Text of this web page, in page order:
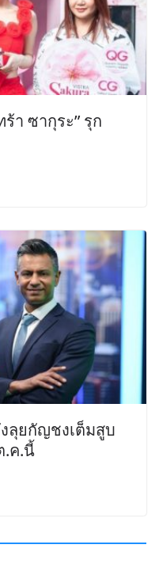
ร้า ซากุระ” รุก
ลุยกัญชงเต็มสูบ
.ค.นี้